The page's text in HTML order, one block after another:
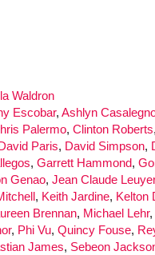
Waldron
Escobar, Ashlyn
Palermo, Clinton Roberts,
Paris, David Simpson,
, Garrett Hammond,
Genao, Jean Claude Leuyer
, Keith Jardine, Kelton
Brennan, Michael Lehr,
, Phi Vu, Quincy Fouse,
James, Sebeon